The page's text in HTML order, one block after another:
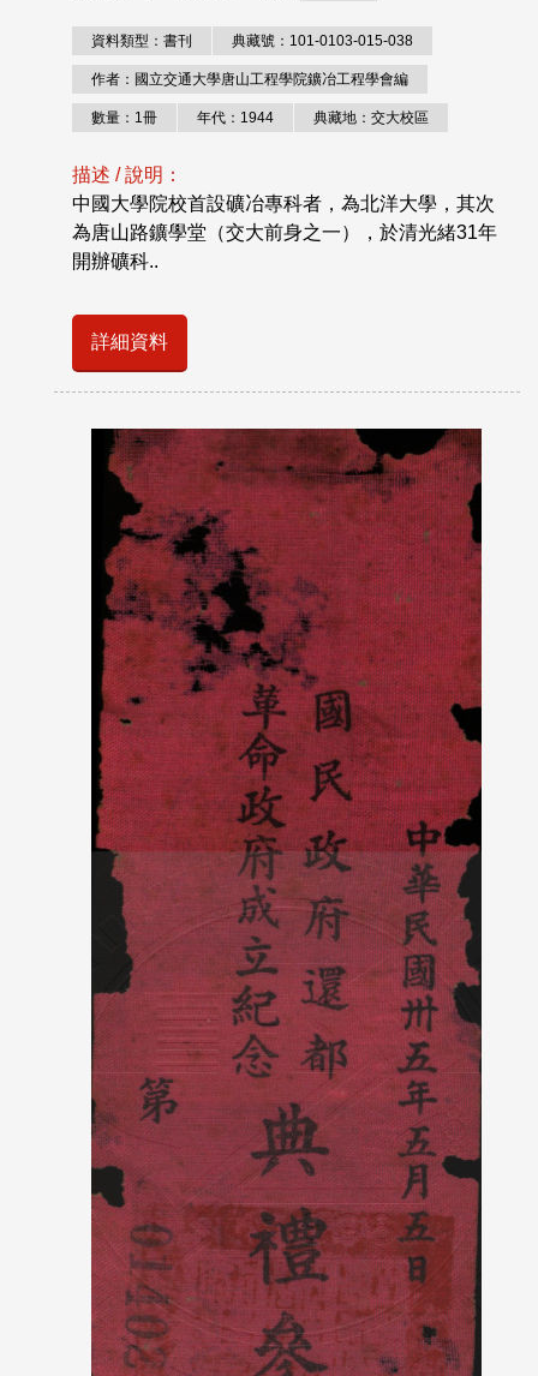
資料類型：書刊 典藏號：101-0103-015-038
作者：國立交通大學唐山工程學院鑛冶工程學會編
數量：1冊 年代：1944 典藏地：交大校區
描述 / 說明：
中國大學院校首設礦冶專科者，為北洋大學，其次
為唐山路鑛學堂（交大前身之一），於清光緒31年
開辦礦科..
詳細資料